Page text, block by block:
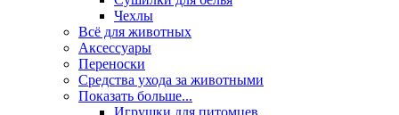
Чехлы
Всё для животных
Аксесcуары
Переноски
Средства ухода за животными
Показать больше...
Игрушки для питомцев